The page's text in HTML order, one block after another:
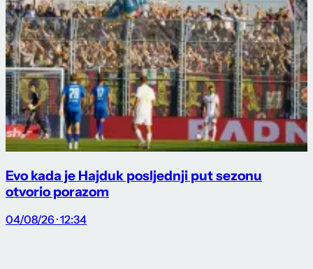
Evo kada je Hajduk posljednji put sezonu
otvorio porazom
04/08/26 · 12:34